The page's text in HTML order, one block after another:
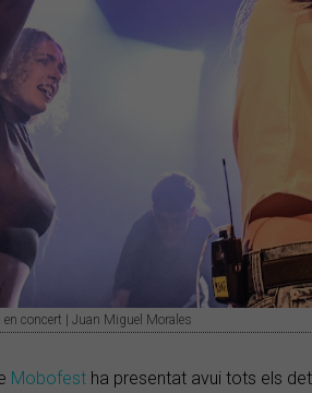
concert | Juan Miguel Morales
Mobofest ha presentat avui tots els